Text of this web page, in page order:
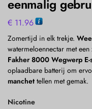
eenmalig
€ 11.96
Zomertijd in elk trekje.
watermeloennectar met
Fakher 8000 Wegwerp E-
oplaadbare batterij om
manchet tellen met gemak.
Nicotine